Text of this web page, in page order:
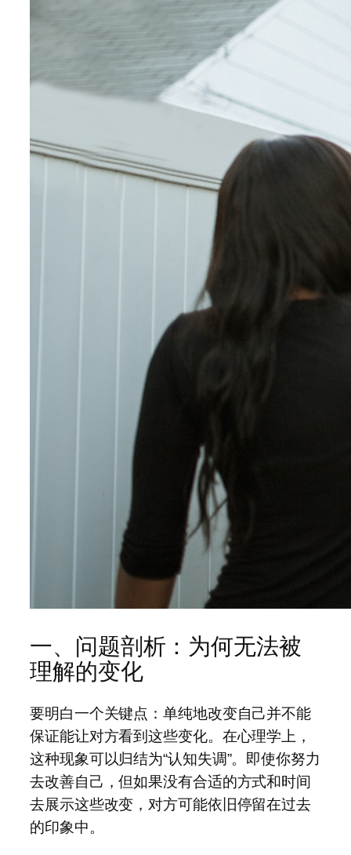
一、问题剖析：为何无法被
理解的变化
要明白一个关键点：单纯地改变自己并不能
保证能让对方看到这些变化。在心理学上，
这种现象可以归结为“认知失调”。即使你努力
去改善自己，但如果没有合适的方式和时间
去展示这些改变，对方可能依旧停留在过去
的印象中。